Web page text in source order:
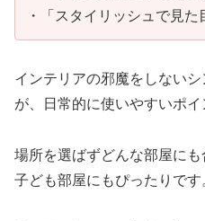
・「スタイリッシュで見た
インテリアの邪魔をしない
が、日常的に使いやすいポイ
場所を選ばずどんな部屋にも
子ども部屋にもぴったりです